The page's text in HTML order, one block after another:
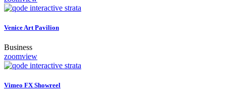
Venice Art Pavilion
Business
zoomview
Vimeo FX Showreel